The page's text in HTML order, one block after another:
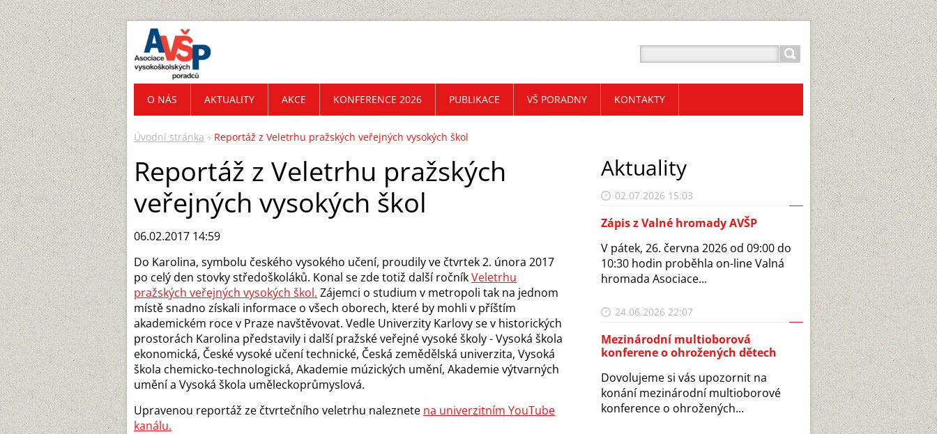
Úvodní stránka Reportáž z Veletrhu pražských veřejných vysokých škol
Reportáž z Veletrhu pražských
veřejných vysokých škol
06.02.2017 14:59
Do Karolina, symbolu českého vysokého učení, proudily ve čtvrtek 2. února 2017
po celý den stovky středoškoláků. Konal se zde totiž další ročníkVeletrhu
pražských veřejných vysokých škol. Zájemci o studium v metropoli tak na jednom
místě snadno získali informace o všech oborech, které by mohli v příštím
akademickém roce v Praze navštěvovat. Vedle Univerzity Karlovy se v historických
prostorách Karolina představily i další pražské veřejné vysoké školy - Vysoká škola
ekonomická, České vysoké učení technické, Česká zemědělská univerzita, Vysoká
škola chemicko-technologická, Akademie múzických umění, Akademie výtvarných
umění a Vysoká škola uměleckoprůmyslová.
Upravenou reportáž ze čtvrtečního veletrhu naleznete na univerzitním YouTube
kanálu.
Aktuality
02.07.2026 15:03
Zápis z Valné hromady AVŠP
V pátek, 26. června 2026 od 09:00 do
10:30 hodin proběhla on-line Valná
hromada Asociace...
24.06.2026 22:07
Mezinárodní multioborová
konferene o ohrožených dětech
Dovolujeme si vás upozornit na
konání mezinárodní multioborové
konference o ohrožených...
O NÁS AKTUALITY AKCE KONFERENCE 2026 PUBLIKACE VŠ PORADNY KONTAKTY